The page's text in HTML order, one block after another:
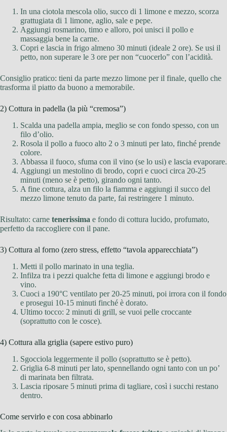
In una ciotola mescola olio, succo di 1 limone e mezzo, scorza
grattugiata di 1 limone, aglio, sale e pepe.
Aggiungi rosmarino, timo e alloro, poi unisci il pollo e
massaggia bene la carne.
Copri e lascia in frigo almeno 30 minuti (ideale 2 ore). Se usi il
petto, non superare le 3 ore per non “cuocerlo” con l’acidità.
Consiglio pratico: tieni da parte mezzo limone per il finale, quello che
trasforma il piatto da buono a memorabile.
2) Cottura in padella (la più “cremosa”)
Scalda una padella ampia, meglio se con fondo spesso, con un
filo d’olio.
Rosola il pollo a fuoco alto 2 o 3 minuti per lato, finché prende
colore.
Abbassa il fuoco, sfuma con il vino (se lo usi) e lascia evaporare.
Aggiungi un mestolino di brodo, copri e cuoci circa 20-25
minuti (meno se è petto), girando ogni tanto.
A fine cottura, alza un filo la fiamma e aggiungi il succo del
mezzo limone tenuto da parte, fai restringere 1 minuto.
Risultato: carne tenerissima e fondo di cottura lucido, profumato,
perfetto da raccogliere con il pane.
3) Cottura al forno (zero stress, effetto “tavola apparecchiata”)
Metti il pollo marinato in una teglia.
Infilza tra i pezzi qualche fetta di limone e aggiungi brodo e
vino.
Cuoci a 190°C ventilato per 20-25 minuti, poi irrora con il fondo
e prosegui 10-15 minuti finché è dorato.
Ultimo tocco: 2 minuti di grill, se vuoi pelle croccante
(soprattutto con le cosce).
4) Cottura alla griglia (sapere estivo puro)
Sgocciola leggermente il pollo (soprattutto se è petto).
Griglia 6-8 minuti per lato, spennellando ogni tanto con un po’
di marinata ben filtrata.
Lascia riposare 5 minuti prima di tagliare, così i succhi restano
dentro.
Come servirlo e con cosa abbinarlo